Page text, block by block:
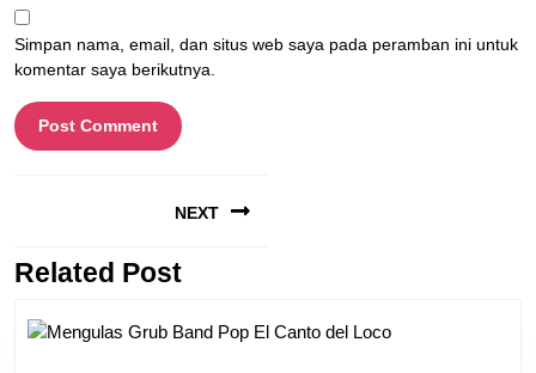
Simpan nama, email, dan situs web saya pada peramban ini untuk
komentar saya berikutnya.
NEXT
Next
Related Post